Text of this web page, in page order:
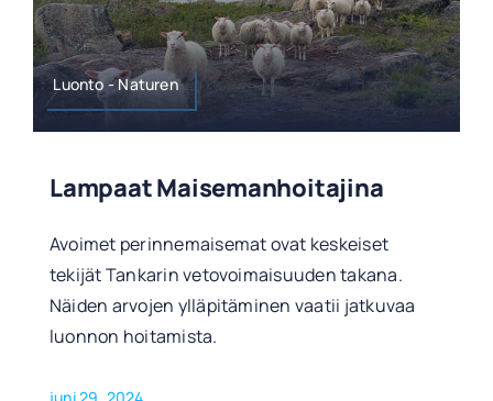
Luonto - Naturen
Lampaat Maisemanhoitajina
Avoimet perinnemaisemat ovat keskeiset
tekijät Tankarin vetovoimaisuuden takana.
Näiden arvojen ylläpitäminen vaatii jatkuvaa
luonnon hoitamista.